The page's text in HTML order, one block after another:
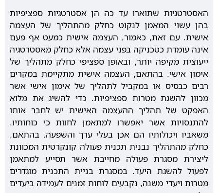
האסטרטגיות שתוארו עד כה הן אסטרטגיות ספציפיות
בהן עשוי המאמן לנקוט כחלק מהתהליך של העצמה
אישית. עם זאת, כאמור, העצמה אישית כמעט אף פעם
אינה עומדת כטכניקה בפני עצמה אלא כחלק מאסטרטגיה
ייעוצית מקיפה יותר, ובאופן ספציפי כחלק מתהליך של
אימון אישי. בהתאם, העצמה אישית מתקיימת במקרים
רבים כבסיס או במקביל לתהליך של אימון אישי אשר
מכוון להשגת מטרות ספציפיות. כדי להשיג את מלוא
האפקט של תהליך ההעצמה האישית יש לחבר אותו
להתנסויות אשר יאפשרו למתאמן לחוות כי כוחותיו,
משאביו ויכולותיו הם אכן בעלי ערך והשפעה. בהתאם,
כחלק מהתהליך נבנית תכנית פעולה קונקרטית המכוונת
ליצירת מסגרת פעולה מחייבת אשר תסייע למתאמן
לפעול להשגת היעד. במסגרת בניית התכנית מוגדרים
מטרות ויעדי משנה, נקבעים לוחות זמנים לעמידה ביעדים